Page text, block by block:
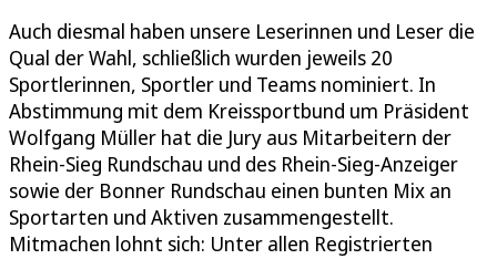
Auch diesmal haben unsere Leserinnen und Leser die
Qual der Wahl, schließlich wurden jeweils 20
Sportlerinnen, Sportler und Teams nominiert. In
Abstimmung mit dem Kreissportbund um Präsident
Wolfgang Müller hat die Jury aus Mitarbeitern der
Rhein-Sieg Rundschau und des Rhein-Sieg-Anzeiger
sowie der Bonner Rundschau einen bunten Mix an
Sportarten und Aktiven zusammengestellt.
Mitmachen lohnt sich: Unter allen Registrierten